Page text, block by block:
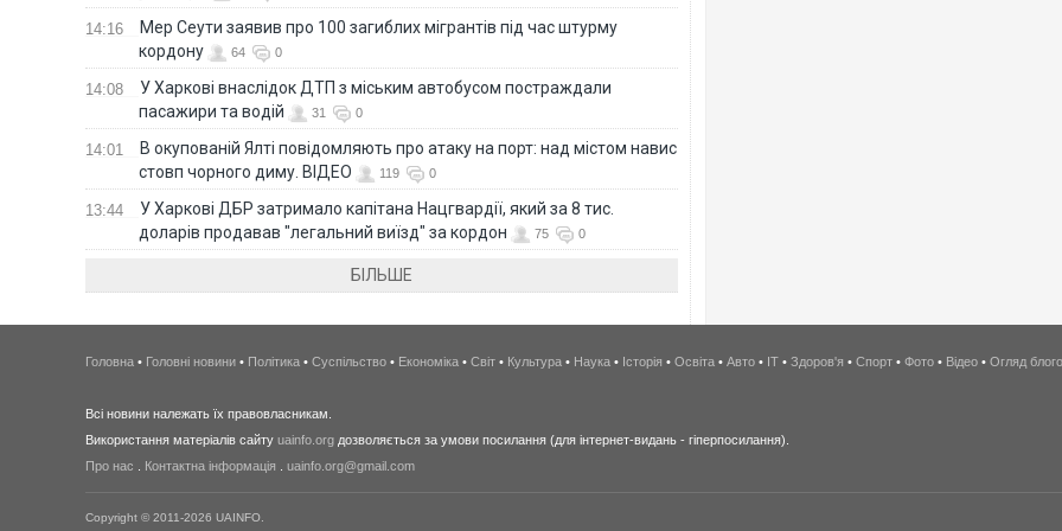
14:16
Мер Сеути заявив про 100 загиблих мігрантів під час штурму
кордону
64 0
14:08
У Харкові внаслідок ДТП з міським автобусом постраждали
пасажири та водій
31 0
14:01
В окупованій Ялті повідомляють про атаку на порт: над містом навис
стовп чорного диму. ВІДЕО
119 0
13:44
У Харкові ДБР затримало капітана Нацгвардії, який за 8 тис.
доларів продавав "легальний виїзд" за кордон
75 0
БІЛЬШЕ
Головна • Головні новини • Політика • Суспільство • Економіка • Світ • Культура • Наука • Історія • Освіта • Авто • IT • Здоров'я • Спорт • Фото • Відео • Огляд
Всі новини належать їх правовласникам.
Використання матеріалів сайту uainfo.org дозволяється за умови посилання (для інтернет-видань - гіперпосилання).
Про нас
Контактна інформація uainfo.org@gmail.com
Copyright © 2011-2026 UAINFO.